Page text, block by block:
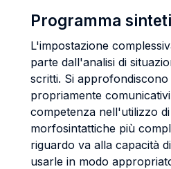
Programma
L'impostazione
parte dall'analisi di
scritti. Si approfondiscono
propriamente
competenza nell'utilizzo
morfosintattiche più
riguardo va alla capacità
usarle in modo